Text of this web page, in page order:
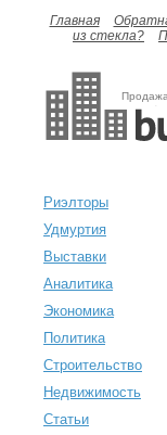
Главная
из стекла?
Риэлторы
Удмуртия
Выставки
Аналитика
Экономика
Политика
Строительство
Недвижимость
Статьи